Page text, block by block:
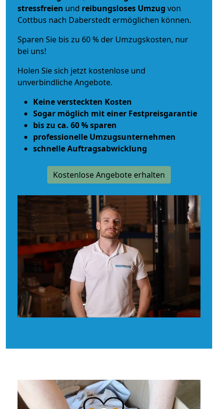
stressfreien und reibungsloses Umzug von
Cottbus nach Daberstedt ermöglichen können.
Sparen Sie bis zu 60 % der Umzugskosten, nur
bei uns!
Holen Sie sich jetzt kostenlose und
unverbindliche Angebote.
Keine versteckten Kosten
Sogar möglich mit einer Festpreisgarantie
bis zu ca. 60 % sparen
professionelle Umzugsunternehmen
schnelle Auftragsabwicklung
Kostenlose Angebote erhalten